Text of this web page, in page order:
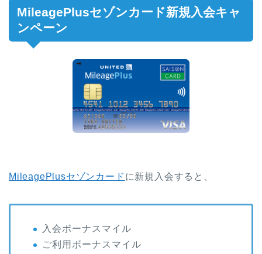
MileagePlusセゾンカード新規入会キャ
ンペーン
MileagePlusセゾンカード に新規入会すると、
入会ボーナスマイル
ご利用ボーナスマイル